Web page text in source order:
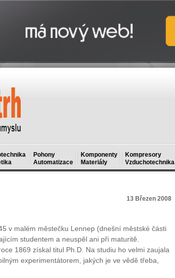
Pohony
Automatizace
Komponenty
Materiály
Kompresory
Vzduchotechnika
13 Březen 2008
v malém městečku Lennep (dnešní městské části
studentem a neuspěl ani při maturitě.
1869 získal titul Ph.D. Na studiu ho velmi zaujala
experimentátorem, jakých je ve vědě třeba,